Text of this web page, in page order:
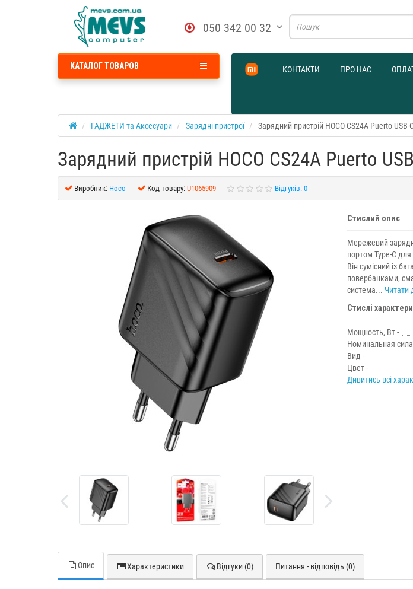
050 342 00 32
КОНТАКТИ ПРО НАС
КАТАЛОГ ТОВАРОВ
ГАДЖЕТИ та Аксесуари Зарядні пристрої Зарядний пристрій HOCO CS24A Puerto
Зарядний пристрій HOCO CS24A Puerto
Виробник: Hoco Код товару: U1065909 Відгуків: 0
Стислий опис
Мережевий
портом Type-C
Він сумісний із
повербанками,
система... Читати
Стислі
Мощность, Вт -
Номинальная
Вид -
Цвет -
Дивитись всі
Опис Характеристики Відгуки (0) Питання - відповідь (0)